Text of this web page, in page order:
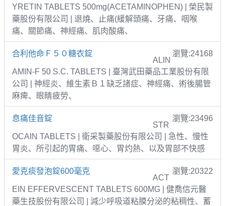
YRETIN TABLETS 500mg(ACETAMINOPHEN) | 榮民製
藥股份有限公司 | 退燒、止痛(緩解頭痛、牙痛、咽喉
痛、關節痛、神經痛、肌肉酸痛、
合利他命Ｆ５０糖衣錠 瀏覽:24168
ALIN
AMIN-F 50 S.C. TABLETS | 臺灣武田藥品工業股份有限
公司 | 神經炎、維生素Ｂ１缺乏諸症、神經痛、術後腸管
麻痺、眼睛疲勞、
息痛佳音錠 瀏覽:23496
STR
OCAIN TABLETS | 衛采製藥股份有限公司 | 急性、慢性
胃炎、所引起的胃痛、噁心、胃灼熱、以及胃部不快感
愛克痰發泡錠600毫克 瀏覽:20322
ACT
EIN EFFERVESCENT TABLETS 600MG | 健喬信元醫
藥生技股份有限公司 | 減少呼吸道粘膜分泌的粘稠性、蓄